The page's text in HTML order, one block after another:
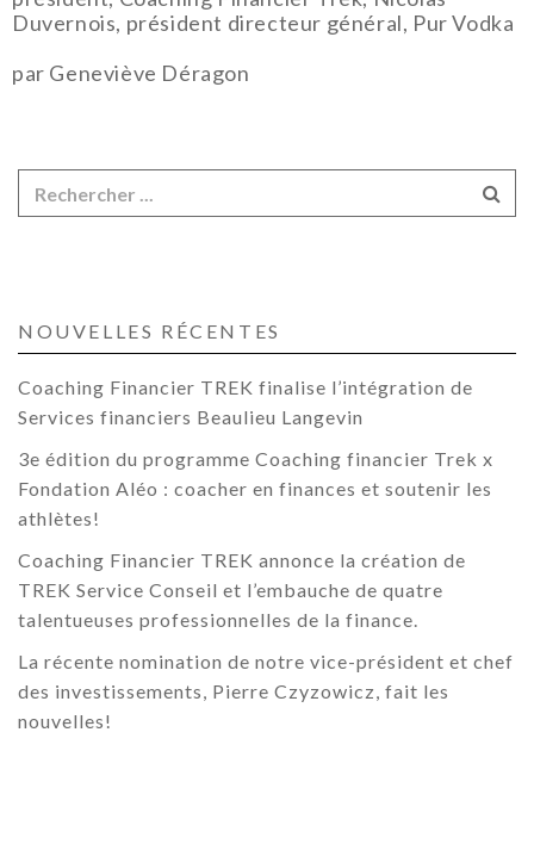
Duvernois, président directeur général, Pur Vodka
par Geneviève Déragon
NOUVELLES RÉCENTES
Coaching Financier TREK finalise l’intégration de
Services financiers Beaulieu Langevin
3e édition du programme Coaching financier Trek x
Fondation Aléo : coacher en finances et soutenir les
athlètes!
Coaching Financier TREK annonce la création de
TREK Service Conseil et l’embauche de quatre
talentueuses professionnelles de la finance.
La récente nomination de notre vice-président et chef
des investissements, Pierre Czyzowicz, fait les
nouvelles!